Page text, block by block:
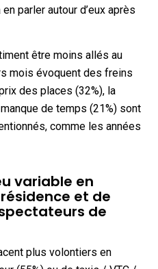
parler autour d’eux après
être moins allés au
mois évoquent des freins
des places (32%), la
de temps (21%) sont
comme les années
variable en
et de
de
plus volontiers en